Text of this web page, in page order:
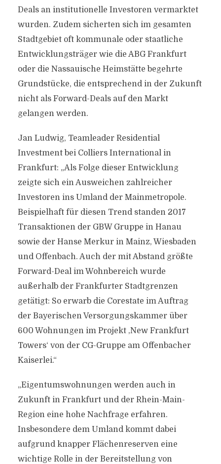
Deals an institutionelle Investoren vermarktet
wurden. Zudem sicherten sich im gesamten
Stadtgebiet oft kommunale oder staatliche
Entwicklungsträger wie die ABG Frankfurt
oder die Nassauische Heimstätte begehrte
Grundstücke, die entsprechend in der Zukunft
nicht als Forward-Deals auf den Markt
gelangen werden.
Jan Ludwig, Teamleader Residential
Investment bei Colliers International in
Frankfurt: „Als Folge dieser Entwicklung
zeigte sich ein Ausweichen zahlreicher
Investoren ins Umland der Mainmetropole.
Beispielhaft für diesen Trend standen 2017
Transaktionen der GBW Gruppe in Hanau
sowie der Hanse Merkur in Mainz, Wiesbaden
und Offenbach. Auch der mit Abstand größte
Forward-Deal im Wohnbereich wurde
außerhalb der Frankfurter Stadtgrenzen
getätigt: So erwarb die Corestate im Auftrag
der Bayerischen Versorgungskammer über
600 Wohnungen im Projekt ,New Frankfurt
Towers‘ von der CG-Gruppe am Offenbacher
Kaiserlei.“
„Eigentumswohnungen werden auch in
Zukunft in Frankfurt und der Rhein-Main-
Region eine hohe Nachfrage erfahren.
Insbesondere dem Umland kommt dabei
aufgrund knapper Flächenreserven eine
wichtige Rolle in der Bereitstellung von